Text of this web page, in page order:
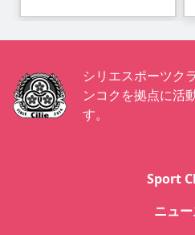
シリエスポーツク
ンコクを拠点に活
す。
Sport
ニュ